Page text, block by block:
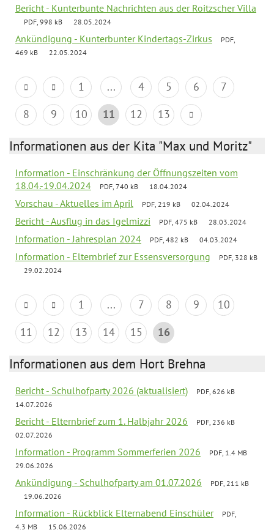
Bericht - Kunterbunte Nachrichten aus der Roitzscher Villa
PDF, 998 kB 28.05.2024
Ankündigung - Kunterbunter Kindertags-Zirkus
PDF,
469 kB
22.05.2024
1 ... 4 5 6
7
8
9 10 11 12 13
Informationen aus der Kita "Max und Moritz"
Information - Einschränkung der Öffnungszeiten vom
18.04.-19.04.2024
PDF, 740 kB 18.04.2024
Vorschau - Aktuelles im April PDF, 219 kB 02.04.2024
Bericht - Ausflug in das Igelmizzi PDF, 475 kB 28.03.2024
Information - Jahresplan 2024 PDF, 482 kB 04.03.2024
Information - Elternbrief zur Essensversorgung
PDF, 328 kB
29.02.2024
1 ... 7 8 9
10
11
12 13 14 15 16
Informationen aus dem Hort Brehna
Bericht - Schulhofparty 2026 (aktualisiert)
PDF, 626 kB
14.07.2026
Bericht - Elternbrief zum 1. Halbjahr 2026
PDF, 236 kB
02.07.2026
Information - Programm Sommerferien 2026
PDF, 1.4 MB
29.06.2026
Ankündigung - Schulhofparty am 01.07.2026
PDF, 211 kB
19.06.2026
Information - Rückblick Elternabend Einschüler
PDF,
4.3 MB
15.06.2026